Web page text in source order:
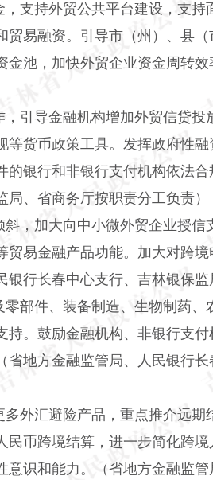
支持外贸公共平台建设，支
易融资。引导市（州）、县
池，加快外贸企业资金周转
引导金融机构增加外贸信贷
货币政策工具。发挥政府性
银行和非银行支付机构依法合
、省商务厅按职责分工负责）
，加大向中小微外贸企业授
易金融产品功能。加大对跨
行长春中心支行、吉林银保监
部件、装备制造、生物制药
。鼓励金融机构、非银行支
地方金融监管局、人民银行
外汇避险产品，重点推介远
币跨境结算，进一步简化跨
识和能力。（省地方金融监